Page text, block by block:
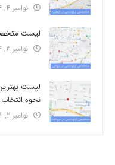
نوامبر 4, 2024
لیست
نوامبر 3, 2024
لیست
نحوه
نوامبر 2, 2024